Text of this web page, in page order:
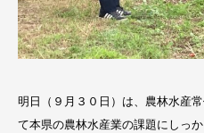
明日（９月３０日）は、農林水産
て本県の農林水産業の課題にしっ